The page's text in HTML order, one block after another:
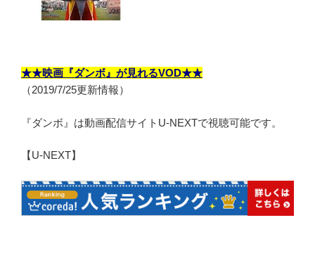
★★映画『ダンボ』が見れるVOD★★
（2019/7/25更新情報）
『ダンボ』は動画配信サイトU-NEXTで視聴可能です。
【U-NEXT】